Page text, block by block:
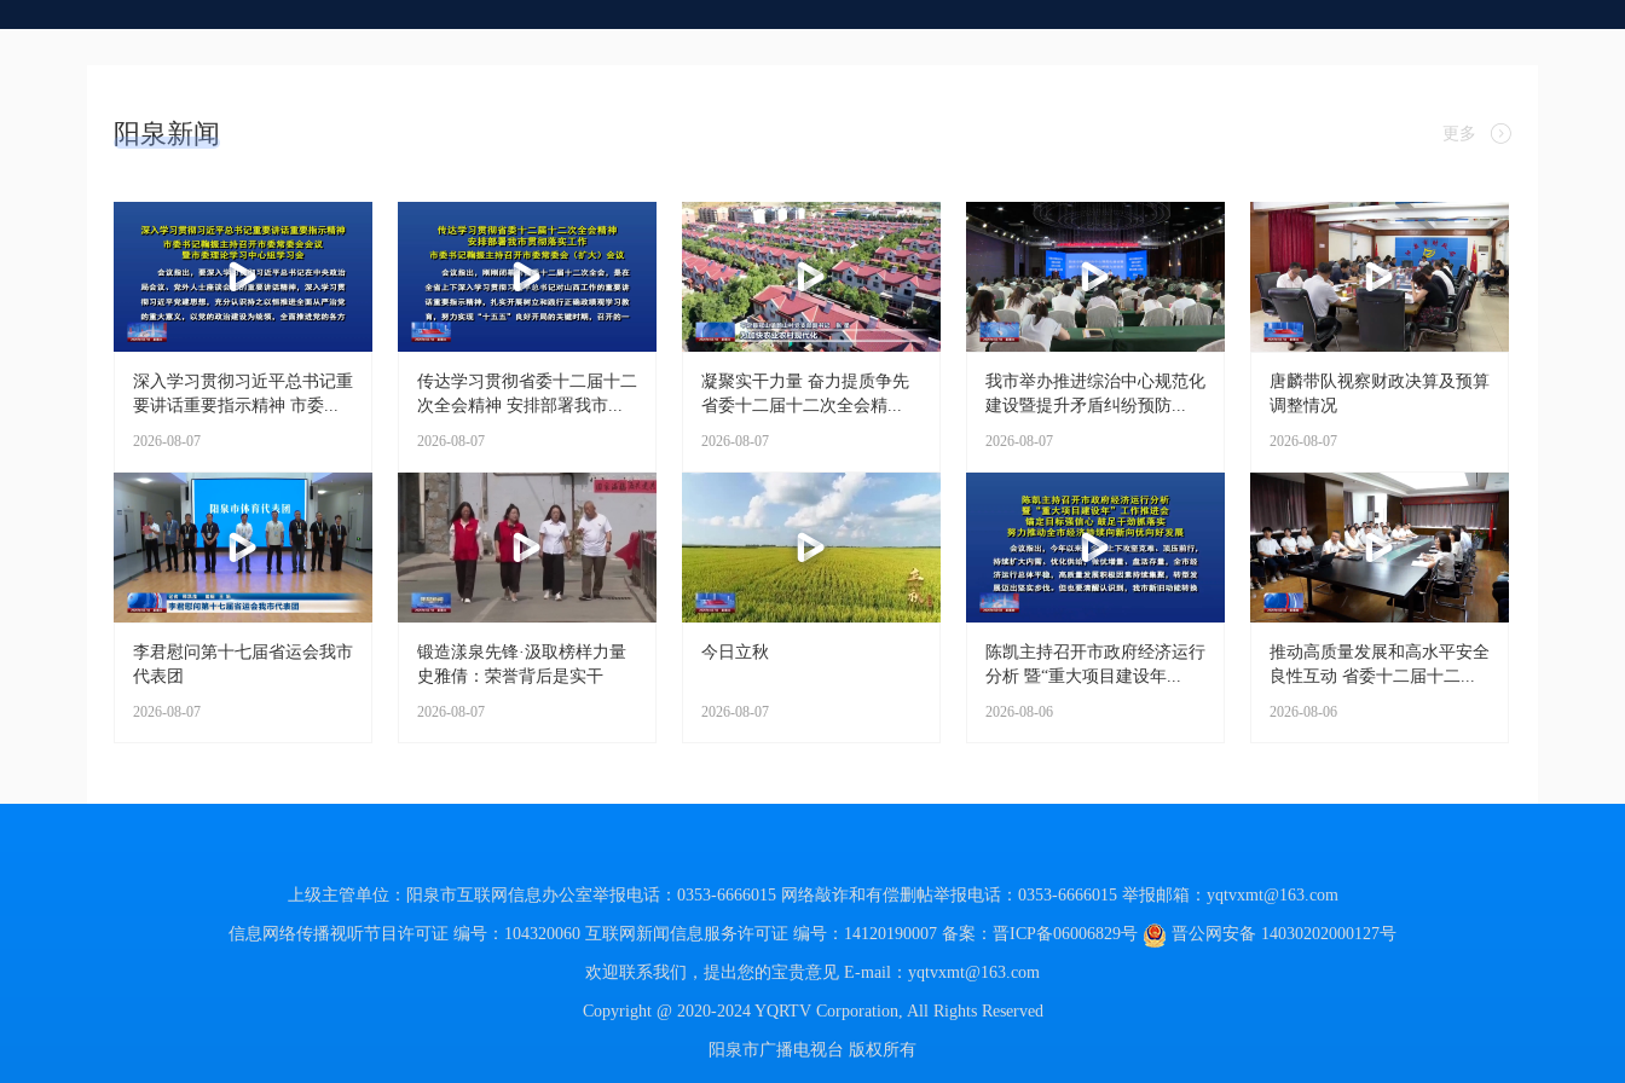
阳泉新闻 更多
深入学习贯彻习近平总书记重
要讲话重要指示精神 市委...
2026-08-07
传达学习贯彻省委十二届十二
次全会精神 安排部署我市...
2026-08-07
凝聚实干力量 奋力提质争先
省委十二届十二次全会精...
2026-08-07
我市举办推进综治中心规范化
建设暨提升矛盾纠纷预防...
2026-08-07
唐麟带队视察财政决算及预算
调整情况
2026-08-07
李君慰问第十七届省运会我市
代表团
2026-08-07
锻造漾泉先锋·汲取榜样力量
史雅倩：荣誉背后是实干
2026-08-07
今日立秋
2026-08-07
陈凯主持召开市政府经济运行
分析 暨“重大项目建设年...
2026-08-06
推动高质量发展和高水平安全
良性互动 省委十二届十二...
2026-08-06
上级主管单位：阳泉市互联网信息办公室举报电话：0353-6666015 网络敲诈和有偿删帖举报电话：0353-6666015 举报邮箱：yqtvxmt@163.com
信息网络传播视听节目许可证 编号：104320060 互联网新闻信息服务许可证 编号：14120190007 备案：晋ICP备06006829号 晋公网安备 14030202000127号
欢迎联系我们，提出您的宝贵意见 E-mail：yqtvxmt@163.com
Copyright @ 2020-2024 YQRTV Corporation, All Rights Reserved
阳泉市广播电视台 版权所有